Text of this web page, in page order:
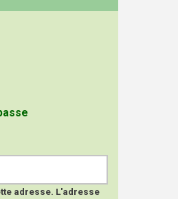
adresse. L'adresse